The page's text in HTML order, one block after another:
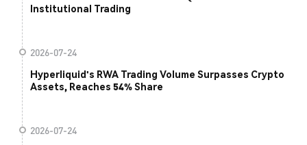
Institutional Trading
2026-07-24
Hyperliquid's RWA Trading Volume Surpasses Crypto
Assets, Reaches 54% Share
2026-07-24